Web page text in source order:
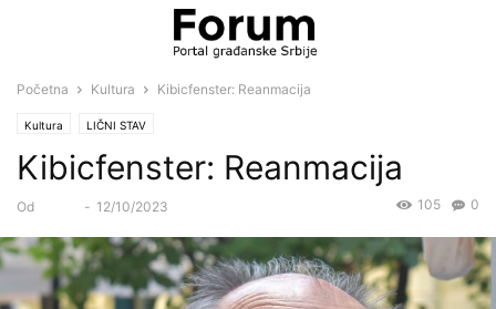
Početna Kultura Kibicfenster: Reanmacija
Kultura LIČNI STAV
Kibicfenster: Reanmacija
Od - 12/10/2023 0
105